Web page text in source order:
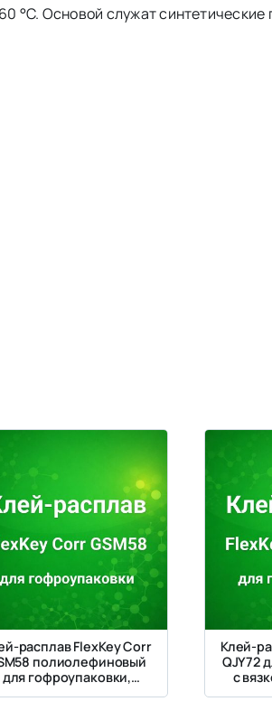
°C. Основой служат
расплав FlexKey Corr
полиолефиновый
для гофроупаковки,
1200–1600 мПа·с
Клей-
QJY72
с